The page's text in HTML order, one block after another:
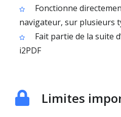
Fonctionne
navigateur, sur plusieurs
Fait partie de la suite
i2PDF
Limites